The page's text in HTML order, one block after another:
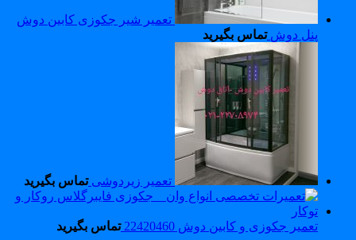
تعمیر شیر جکوزی کابین دوش
پنل دوش تماس بگیرید
تعمیر زیردوشی تماس بگیرید
تعمیر جکوزی و کابین دوش 22420460 تماس بگیرید